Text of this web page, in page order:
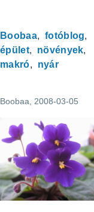
Boobaa
fotóblog
épület
növények
makró
nyár
Boobaa, 2008-03-05